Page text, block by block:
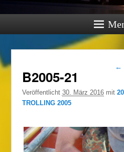
←
B2005-21
Veröffentlicht 30. März 2016mit
TROLLING 2005